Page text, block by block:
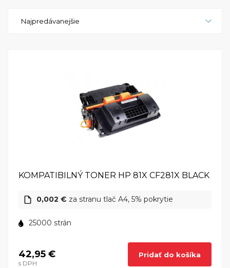
centrum pre efektívne spravovanie dokumentov vo
vaše multifunkčné riešenie pre profesionálne
Najpredávanejšie
KOMPATIBILNÝ TONER HP 81X CF281X BLACK
0,002 € za stranu tlač A4, 5% pokrytie
25000 strán
42,95 €
s DPH
Pridať do košíka